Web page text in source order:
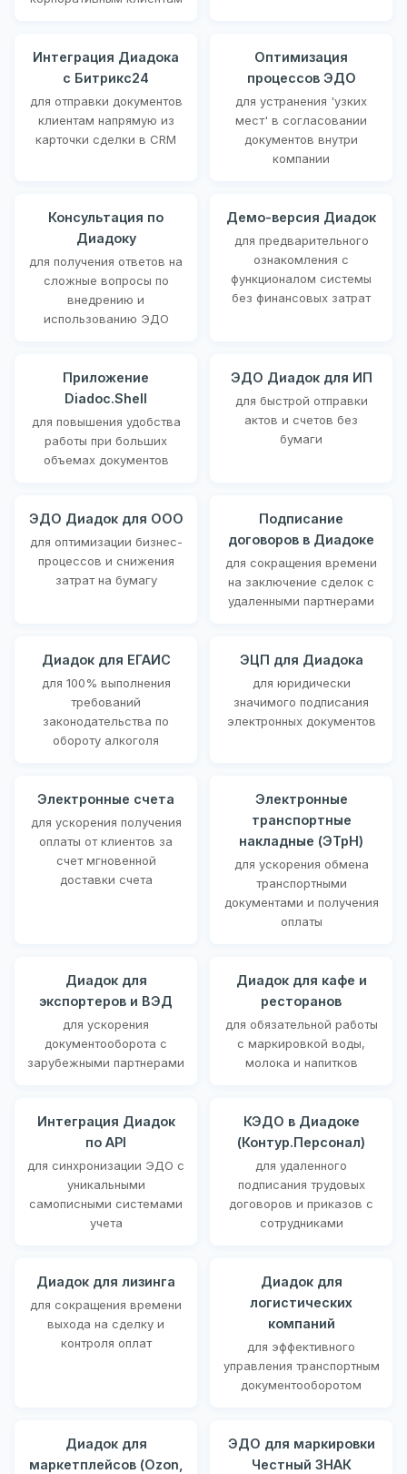
Интеграция Диадока
с Битрикс24
для отправки документов
клиентам напрямую из
карточки сделки в CRM
Оптимизация
процессов ЭДО
для устранения 'узких
мест' в согласовании
документов внутри
компании
Консультация по
Диадоку
для получения ответов на
сложные вопросы по
внедрению и
использованию ЭДО
Демо-версия Диадок
для предварительного
ознакомления с
функционалом системы
без финансовых затрат
Приложение
Diadoc.Shell
для повышения удобства
работы при больших
объемах документов
ЭДО Диадок для ИП
для быстрой отправки
актов и счетов без
бумаги
ЭДО Диадок для ООО
для оптимизации бизнес-
процессов и снижения
затрат на бумагу
Подписание
договоров в Диадоке
для сокращения времени
на заключение сделок с
удаленными партнерами
Диадок для ЕГАИС
для 100% выполнения
требований
законодательства по
обороту алкоголя
ЭЦП для Диадока
для юридически
значимого подписания
электронных документов
Электронные счета
для ускорения получения
оплаты от клиентов за
счет мгновенной
доставки счета
Электронные
транспортные
накладные (ЭТрН)
для ускорения обмена
транспортными
документами и получения
оплаты
Диадок для
экспортеров и ВЭД
для ускорения
документооборота с
зарубежными партнерами
Диадок для кафе и
ресторанов
для обязательной работы
с маркировкой воды,
молока и напитков
Интеграция Диадок
по API
для синхронизации ЭДО с
уникальными
самописными системами
учета
КЭДО в Диадоке
(Контур.Персонал)
для удаленного
подписания трудовых
договоров и приказов с
сотрудниками
Диадок для лизинга
для сокращения времени
выхода на сделку и
контроля оплат
Диадок для
логистических
компаний
для эффективного
управления транспортным
документооборотом
Диадок для
маркетплейсов (Ozon,
ЭДО для маркировки
Честный ЗНАК